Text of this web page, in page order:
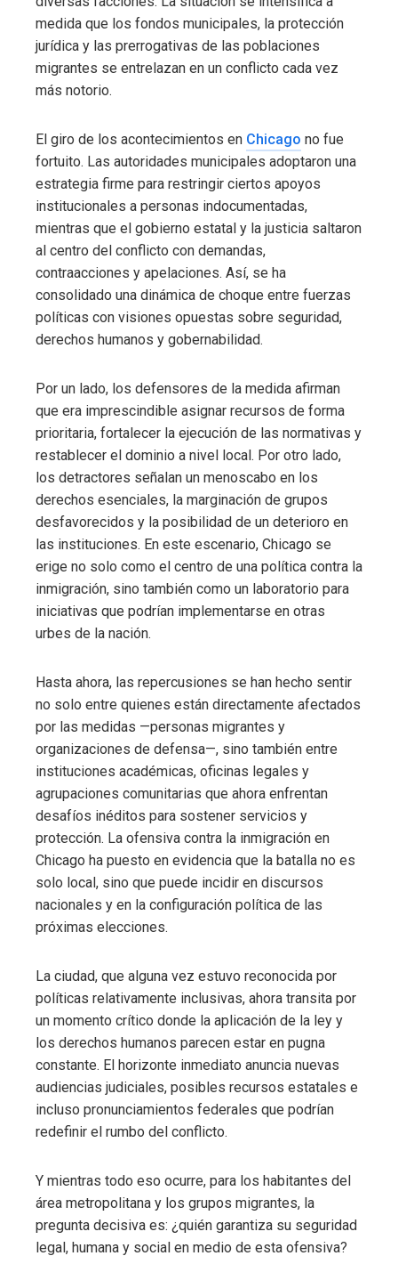
medida que los fondos municipales, la protección
jurídica y las prerrogativas de las poblaciones
migrantes se entrelazan en un conflicto cada vez
más notorio.
El giro de los acontecimientos en Chicago no fue
fortuito. Las autoridades municipales adoptaron una
estrategia firme para restringir ciertos apoyos
institucionales a personas indocumentadas,
mientras que el gobierno estatal y la justicia saltaron
al centro del conflicto con demandas,
contraacciones y apelaciones. Así, se ha
consolidado una dinámica de choque entre fuerzas
políticas con visiones opuestas sobre seguridad,
derechos humanos y gobernabilidad.
Por un lado, los defensores de la medida afirman
que era imprescindible asignar recursos de forma
prioritaria, fortalecer la ejecución de las normativas y
restablecer el dominio a nivel local. Por otro lado,
los detractores señalan un menoscabo en los
derechos esenciales, la marginación de grupos
desfavorecidos y la posibilidad de un deterioro en
las instituciones. En este escenario, Chicago se
erige no solo como el centro de una política contra la
inmigración, sino también como un laboratorio para
iniciativas que podrían implementarse en otras
urbes de la nación.
Hasta ahora, las repercusiones se han hecho sentir
no solo entre quienes están directamente afectados
por las medidas —personas migrantes y
organizaciones de defensa—, sino también entre
instituciones académicas, oficinas legales y
agrupaciones comunitarias que ahora enfrentan
desafíos inéditos para sostener servicios y
protección. La ofensiva contra la inmigración en
Chicago ha puesto en evidencia que la batalla no es
solo local, sino que puede incidir en discursos
nacionales y en la configuración política de las
próximas elecciones.
La ciudad, que alguna vez estuvo reconocida por
políticas relativamente inclusivas, ahora transita por
un momento crítico donde la aplicación de la ley y
los derechos humanos parecen estar en pugna
constante. El horizonte inmediato anuncia nuevas
audiencias judiciales, posibles recursos estatales e
incluso pronunciamientos federales que podrían
redefinir el rumbo del conflicto.
Y mientras todo eso ocurre, para los habitantes del
área metropolitana y los grupos migrantes, la
pregunta decisiva es: ¿quién garantiza su seguridad
legal, humana y social en medio de esta ofensiva?